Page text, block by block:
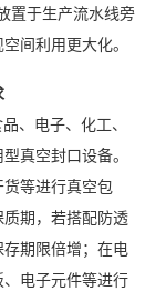
置于生产流水线旁
间利用更大化。
、电子、化工、
真空封口设备。
等进行真空包
期，若搭配防透
期限倍增；在电
电子元件等进行